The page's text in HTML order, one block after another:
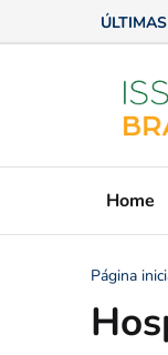
ÚLTIMAS
Home
Página